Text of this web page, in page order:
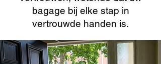
bagage bij elke stap in
vertrouwde handen is.